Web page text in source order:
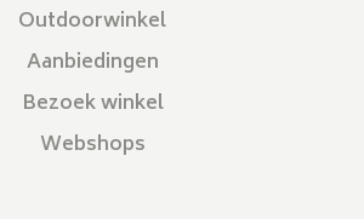
Outdoorwinkel
Aanbiedingen
Bezoek winkel
Webshops